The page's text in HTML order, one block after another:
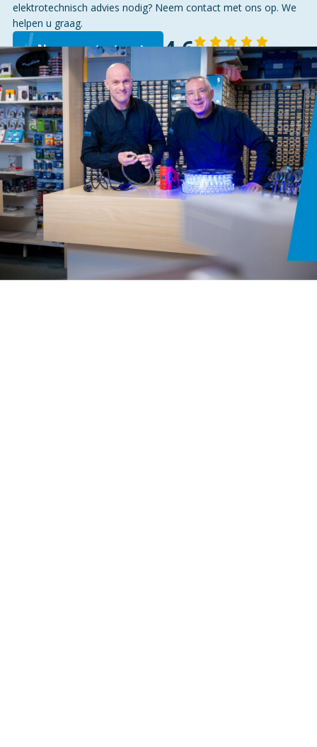
elektrotechnisch advies nodig? Neem contact met ons op. We
helpen u graag.
Neem contact op 4,6 143 reviews